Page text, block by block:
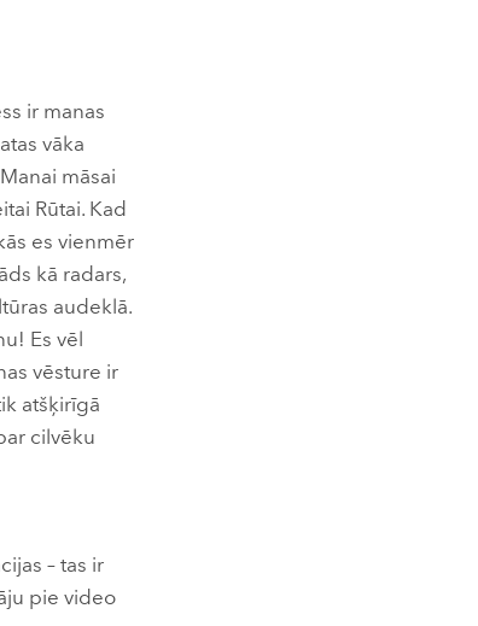
ir manas
vāka
māsai
Rūtai. Kad
es vienmēr
kā radars,
audeklā.
Es vēl
vēsture ir
atšķirīgā
cilvēku
– tas ir
pie video